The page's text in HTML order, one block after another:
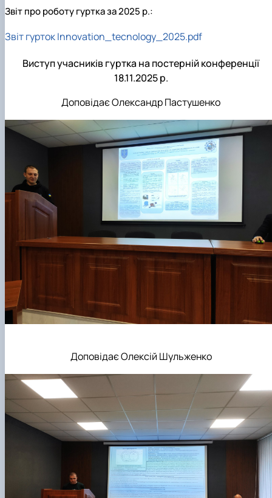
Звіт про роботу гуртка за 2025 р.:
Звіт гурток Innovation_tecnology_2025.pdf
Виступ учасників гуртка на постерній конференції
18.11.2025 р.
Доповідає Олександр Пастушенко
Доповідає Олексій Шульженко